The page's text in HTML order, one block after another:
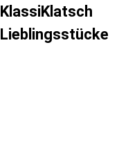
KlassiKlatsch
Lieblingsstücke